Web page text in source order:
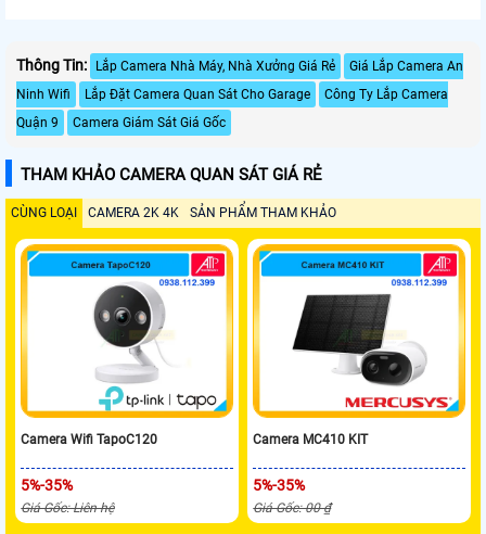
Thông Tin: Lắp Camera Nhà Máy, Nhà Xưởng Giá Rẻ
Giá Lắp Camera An
Ninh Wifi
Lắp Đặt Camera Quan Sát Cho Garage
Công Ty Lắp Camera
Quận 9
Camera Giám Sát Giá Gốc
THAM KHẢO CAMERA QUAN SÁT GIÁ RẺ
CÙNG LOẠI CAMERA 2K 4K SẢN PHẨM THAM KHẢO
Camera Wifi TapoC120
5%-35%
Giá Gốc: Liên hệ
Camera MC410 KIT
5%-35%
Giá Gốc: 00 ₫